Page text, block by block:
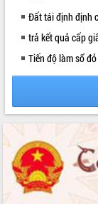
Hội nghị UBND tỉnh
tháng 7/2026
Lễ truy tặng danh hiệu
Nam Anh hùng” và
Lao động
UBND tỉnh Đắk Lắk
vụ 6 tháng cuối năm 2026
Kỳ họp thứ Hai, Hội
tỉnh khóa XI quyết nghị
quan trọng
ALBUM ẢNH
Đất tái định định
trả kết quả cấp
Tiến độ làm sổ đỏ